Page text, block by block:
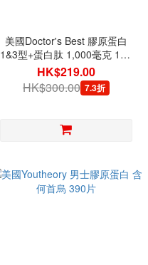
美國Doctor's Best 膠原蛋白
1&3型+蛋白肽 1,000毫克 180
片
HK$219.00
HK$300.00 7.3折